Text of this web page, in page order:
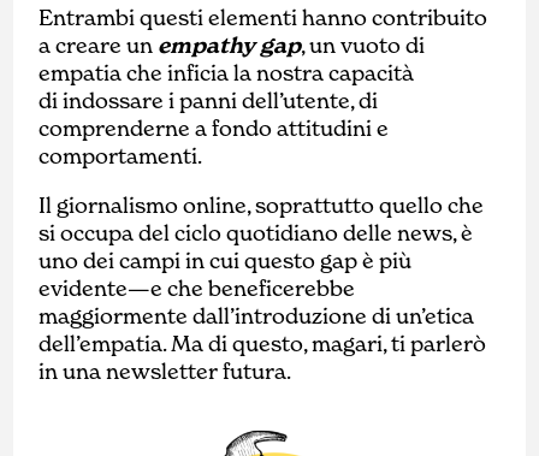
Entrambi questi elementi hanno contribuito
a creare un empathy gap, un vuoto di
empatia che inficia la nostra capacità
di indossare i panni dell’utente, di
comprenderne a fondo attitudini e
comportamenti.
Il giornalismo online, soprattutto quello che
si occupa del ciclo quotidiano delle news, è
uno dei campi in cui questo gap è più
evidente—e che beneficerebbe
maggiormente dall’introduzione di un’etica
dell’empatia. Ma di questo, magari, ti parlerò
in una newsletter futura.